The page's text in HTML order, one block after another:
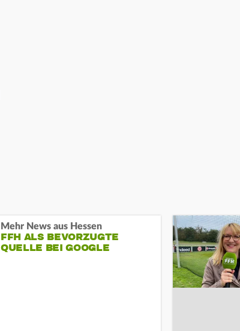
Mehr News aus Hessen
FFH ALS BEVORZUGTE
QUELLE BEI GOOGLE